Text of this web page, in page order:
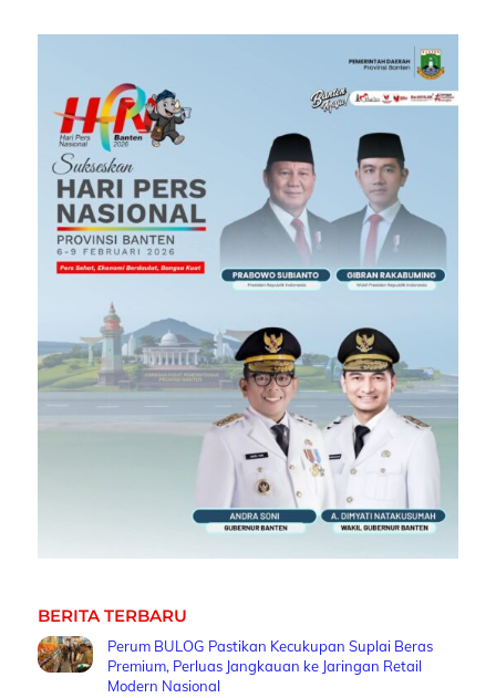
BERITA TERBARU
Perum BULOG Pastikan Kecukupan Suplai Beras
Premium, Perluas Jangkauan ke Jaringan Retail
Modern Nasional